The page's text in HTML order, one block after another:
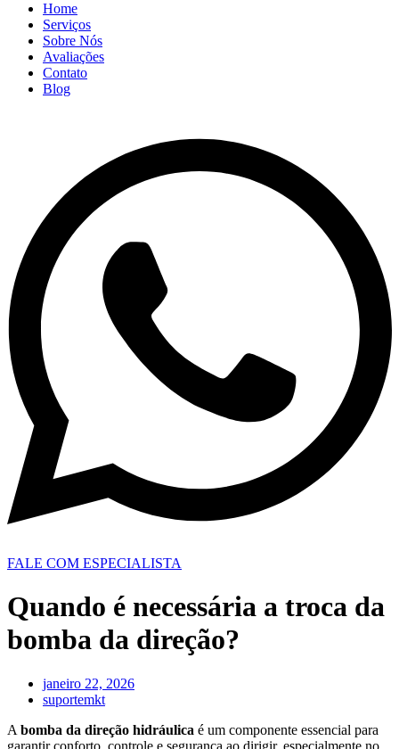
Home
Serviços
Sobre Nós
Avaliações
Contato
Blog
FALE COM ESPECIALISTA
Quando é necessária a troca da
bomba da direção?
janeiro 22, 2026
suportemkt
A bomba da direção hidráulica é um componente essencial para
garantir conforto, controle e segurança ao dirigir, especialmente no